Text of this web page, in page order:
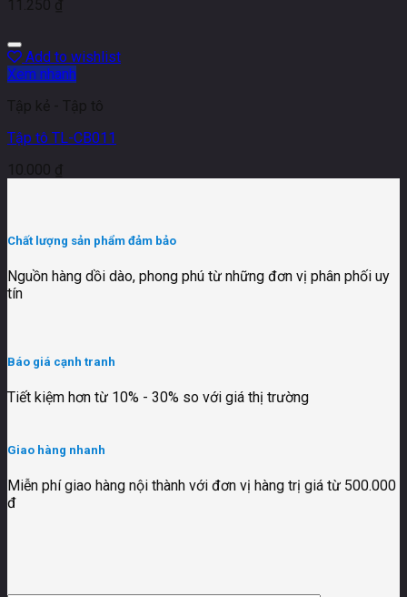
11.250 ₫
Add to wishlist
Xem nhanh
Tập kẻ - Tập tô
Tập tô TL-CB011
10.000 ₫
Chất lượng sản phẩm đảm bảo
Nguồn hàng dồi dào, phong phú từ những đơn vị phân phối uy
tín
Báo giá cạnh tranh
Tiết kiệm hơn từ 10% - 30% so với giá thị trường
Giao hàng nhanh
Miễn phí giao hàng nội thành với đơn vị hàng trị giá từ 500.000
đ